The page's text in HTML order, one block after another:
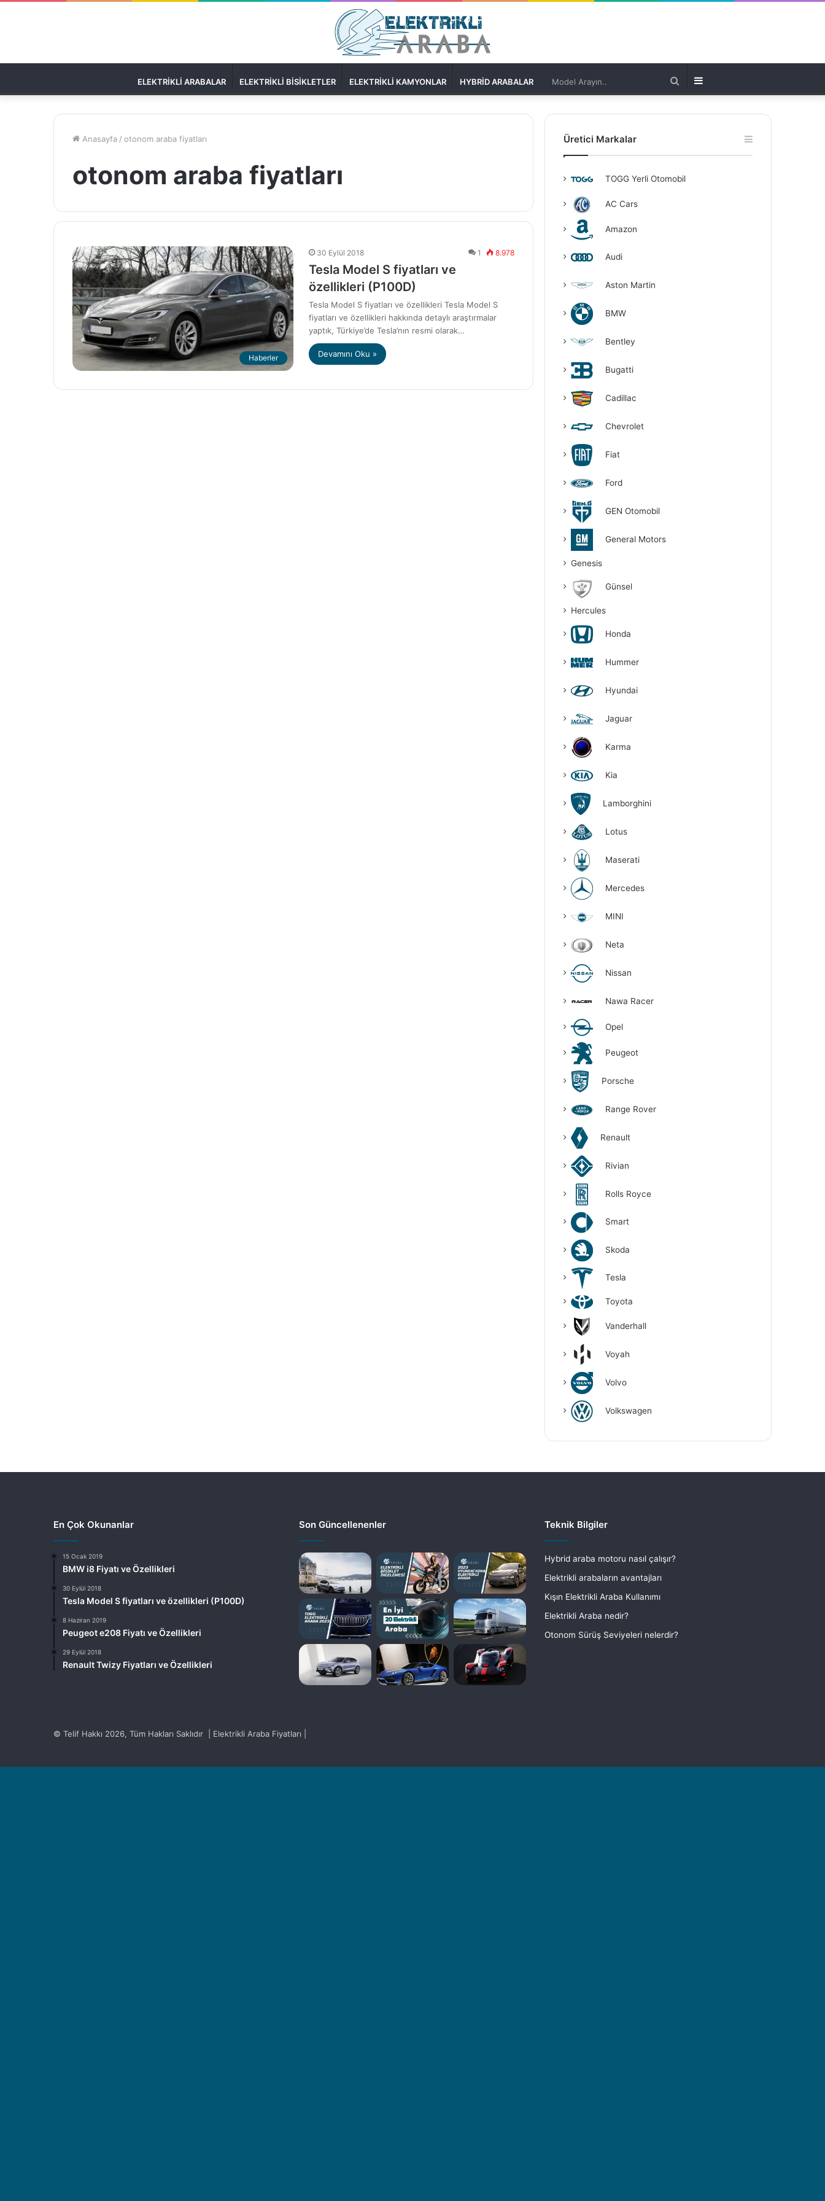
ELEKTRIKLI ARABALAR ELEKTRIKLI BISIKLETLER ELEKTRIKLI KAMYONLAR HYBRID ARABALAR Model
Arayın..
Anasayfa / otonom araba fiyatları
otonom araba fiyatları
Haberler
30 Eylül 2018 1 8.978
Tesla Model S fiyatları ve
özellikleri (P100D)
Tesla Model S fiyatları ve özellikleri Tesla Model S
fiyatları ve özellikleri hakkında detaylı araştırmalar
yaptık, Türkiye’de Tesla’nın resmi olarak…
Devamını Oku »
Üretici Markalar
TOGG Yerli Otomobil
AC Cars
Amazon
Audi
Aston Martin
BMW
Bentley
Bugatti
Cadillac
Chevrolet
Fiat
Ford
GEN Otomobil
General Motors
Genesis
Günsel
Hercules
Honda
Hummer
Hyundai
Jaguar
Karma
Kia
Lamborghini
Lotus
Maserati
Mercedes
MINI
Neta
Nissan
Nawa Racer
Opel
Peugeot
Porsche
Range Rover
Renault
Rivian
Rolls Royce
Smart
Skoda
Tesla
Toyota
Vanderhall
Voyah
Volvo
Volkswagen
En Çok Okunanlar
15 Ocak 2019
BMW i8 Fiyatı ve Özellikleri
30 Eylül 2018
Tesla Model S fiyatları ve özellikleri (P100D)
8 Haziran 2019
Peugeot e208 Fiyatı ve Özellikleri
29 Eylül 2018
Renault Twizy Fiyatları ve Özellikleri
Son Güncellenenler Teknik Bilgiler
Hybrid araba motoru nasıl çalışır?
Elektrikli arabaların avantajları
Kışın Elektrikli Araba Kullanımı
Elektrikli Araba nedir?
Otonom Sürüş Seviyeleri nelerdir?
© Telif Hakkı 2026, Tüm Hakları Saklıdır | Elektrikli Araba Fiyatları |